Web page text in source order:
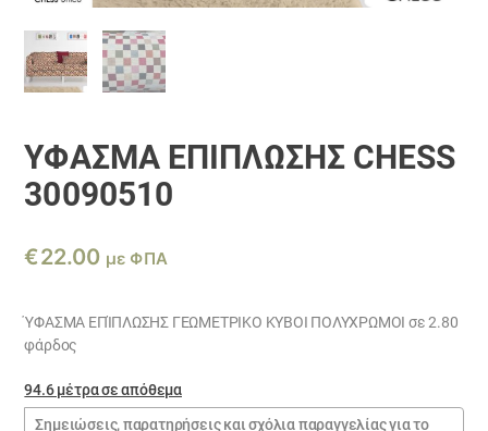
ΎΦΑΣΜΑ ΕΠΊΠΛΩΣΗΣ CHESS
30090510
€22.00 με ΦΠΑ
ΎΦΑΣΜΑ ΕΠΊΠΛΩΣΗΣ ΓΕΩΜΕΤΡΙΚΟ ΚΥΒΟΙ ΠΟΛΥΧΡΩΜΟΙ σε 2.80
φάρδος
94.6 μέτρα σε απόθεμα
Σημειώσεις